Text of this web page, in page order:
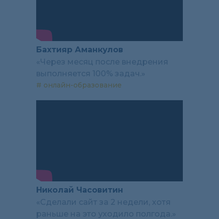
Бахтияр Аманкулов
«Через месяц после внедрения
выполняется 100% задач.»
# онлайн-образование
Николай Часовитин
«Сделали сайт за 2 недели, хотя
раньше на это уходило полгода.»